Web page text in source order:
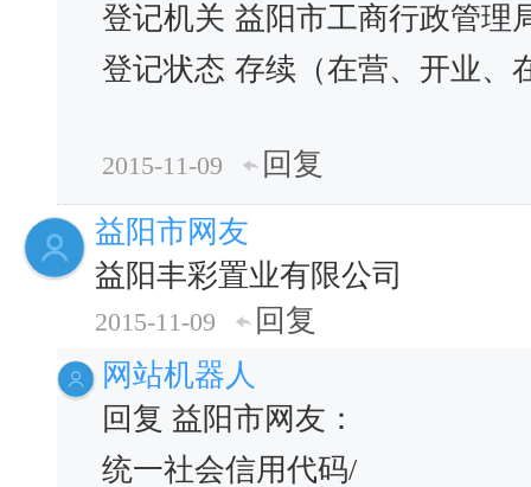
登记机关 益阳市工商行政管理
登记状态 存续（在营、开业、
2015-11-09
回复
益阳市网友
益阳丰彩置业有限公司
2015-11-09
回复
网站机器人
回复 益阳市网友：
统一社会信用代码/